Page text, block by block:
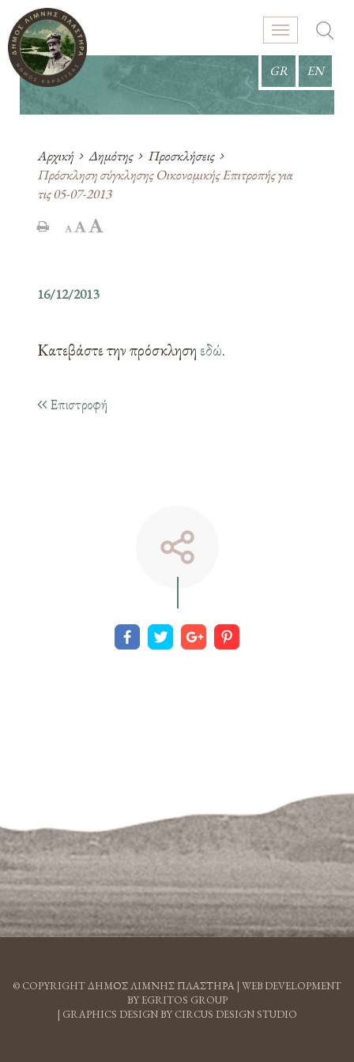
GR EN
Αρχική Δημότης
Προσκλήσεις
Πρόσκληση σύγκλησης Οικονομικής Επιτροπής για
τις 05-07-2013
16/12/2013
Κατεβάστε την πρόσκληση εδώ.
Επιστροφή
© COPYRIGHT ΔΗΜΟΣ ΛΙΜΝΗΣ ΠΛΑΣΤΗΡΑ | WEB DEVELOPMENT
BY EGRITOS GROUP
| GRAPHICS DESIGN BY CIRCUS DESIGN STUDIO